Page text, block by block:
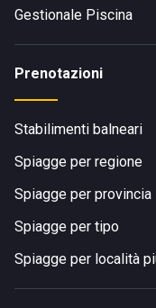
Gestionale Piscina
Prenotazioni
Stabilimenti balneari
Spiagge per regione
Spiagge per provincia
Spiagge per tipo
Spiagge per località